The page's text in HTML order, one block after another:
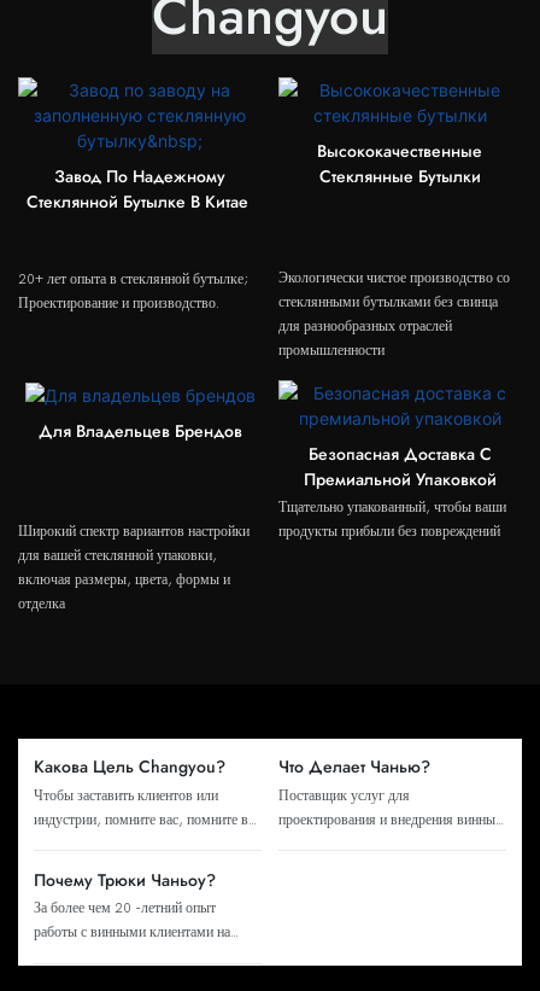
Changyou
Завод По Надежному
Стеклянной Бутылке В Китае
20+ лет опыта в стеклянной бутылке;
Проектирование и производство.
Высококачественные
Стеклянные Бутылки
Экологически чистое производство со
стеклянными бутылками без свинца
для разнообразных отраслей
промышленности
Для Владельцев Брендов
Широкий спектр вариантов настройки
для вашей стеклянной упаковки,
включая размеры, цвета, формы и
отделка
Безопасная Доставка С
Премиальной Упаковкой
Тщательно упакованный, чтобы ваши
продукты прибыли без повреждений
Какова Цель Changyou?
Чтобы заставить клиентов или
индустрии, помните вас, помните вас
Что Делает Чанью?
Поставщик услуг для
проектирования и внедрения винных
Почему Трюки Чаньоу?
За более чем 20 -летний опыт
работы с винными клиентами на